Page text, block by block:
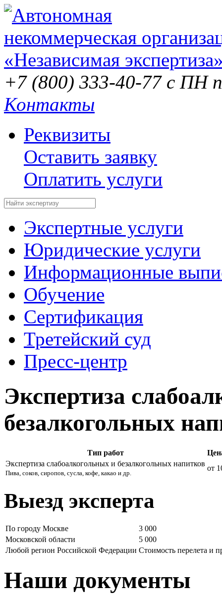
+7 (800) 333-40-77 с ПН
Контакты
Реквизиты
Оставить заявку
Оплатить услуги
Экспертные услуги
Юридические услуги
Информационные
Обучение
Сертификация
Третейский суд
Пресс-центр
Экспертиза
безалкогольных
Тип работ
Экспертиза слабоалкогольных и безалкогольных напитков
Пива, соков, сиропов, сусла, кофе, какао и др.
от
Выезд эксперта
По городу Москве
3 000
Московской области
5 000
Любой регион Российской Федерации Стоимость перелета и
Наши документы